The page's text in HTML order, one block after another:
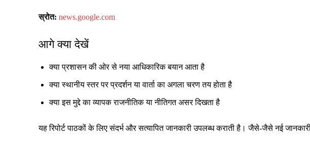
स्रोत: news.google.com
आगे क्या देखें
क्या प्रशासन की ओर से नया आधिकारिक बयान आता है
क्या स्थानीय स्तर पर प्रदर्शन या वार्ता का अगला चरण तय होता है
क्या इस मुद्दे का व्यापक राजनीतिक या नीतिगत असर दिखता है
यह रिपोर्ट पाठकों के लिए संदर्भ और सत्यापित जानकारी उपलब्ध कराती है। जैसे-जैसे नई